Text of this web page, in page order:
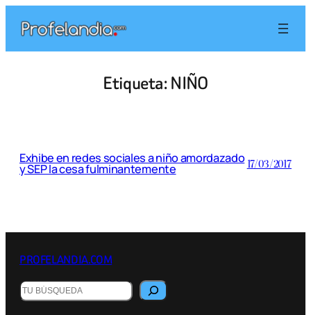
contenido
Etiqueta:NIÑO
Exhibe en redes sociales a niño amordazado
y SEP la cesa fulminantemente 17/03/2017
PROFELANDIA.COM
Buscar